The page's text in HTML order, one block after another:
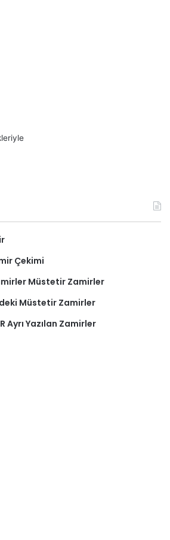
Çekimi
Müstetir Zamirler
Müstetir Zamirler
Ayrı Yazılan Zamirler